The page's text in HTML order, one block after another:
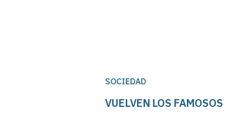
SOCIEDAD
VUELVEN LOS FAMOSOS